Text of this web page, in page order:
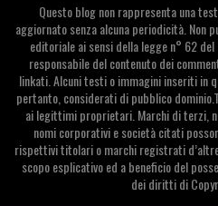
Questo blog non rappresenta una
aggiornato senza alcuna periodicità. Non
editoriale ai sensi della legge n° 62 del
responsabile del contenuto dei
linkati. Alcuni testi o immagini inseriti in
pertanto, considerati di pubblico
ai legittimi proprietari. Marchi di terzi,
nomi corporativi e società citati
rispettivi titolari o marchi registrati
scopo esplicativo ed a beneficio del
dei diritti di